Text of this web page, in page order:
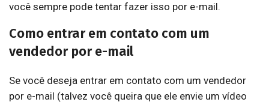
você sempre pode tentar fazer isso por e-mail.
Como entrar em contato com um
vendedor por e-mail
Se você deseja entrar em contato com um vendedor
por e-mail (talvez você queira que ele envie um vídeo